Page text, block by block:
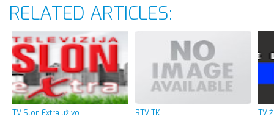
RELATED ARTICLES:
TV Slon Extra uživo RTV TK TV